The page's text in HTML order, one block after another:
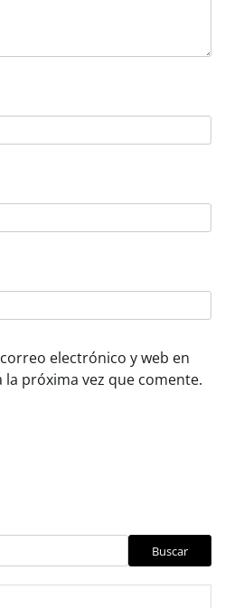
electrónico y web en
la próxima vez que comente.
Buscar